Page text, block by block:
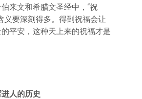
来文和希腊文圣经中，“祝
义要深刻得多。得到祝福会让
平安，这种天上来的祝福才是
人的历史